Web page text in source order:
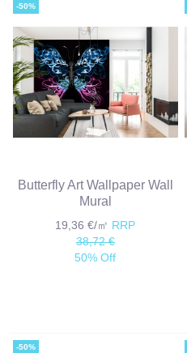
-50%
Butterfly Art Wallpaper Wall
Mural
19,36 €/㎡ RRP
38,72 €
50% Off
-50%